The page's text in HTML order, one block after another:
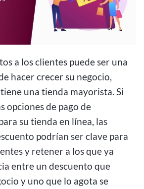
a los clientes puede ser una
hacer crecer su negocio,
una tienda mayorista. Si
opciones de pago de
su tienda en línea, las
podrían ser clave para
y retener a los que ya
entre un descuento que
y uno que lo agota se